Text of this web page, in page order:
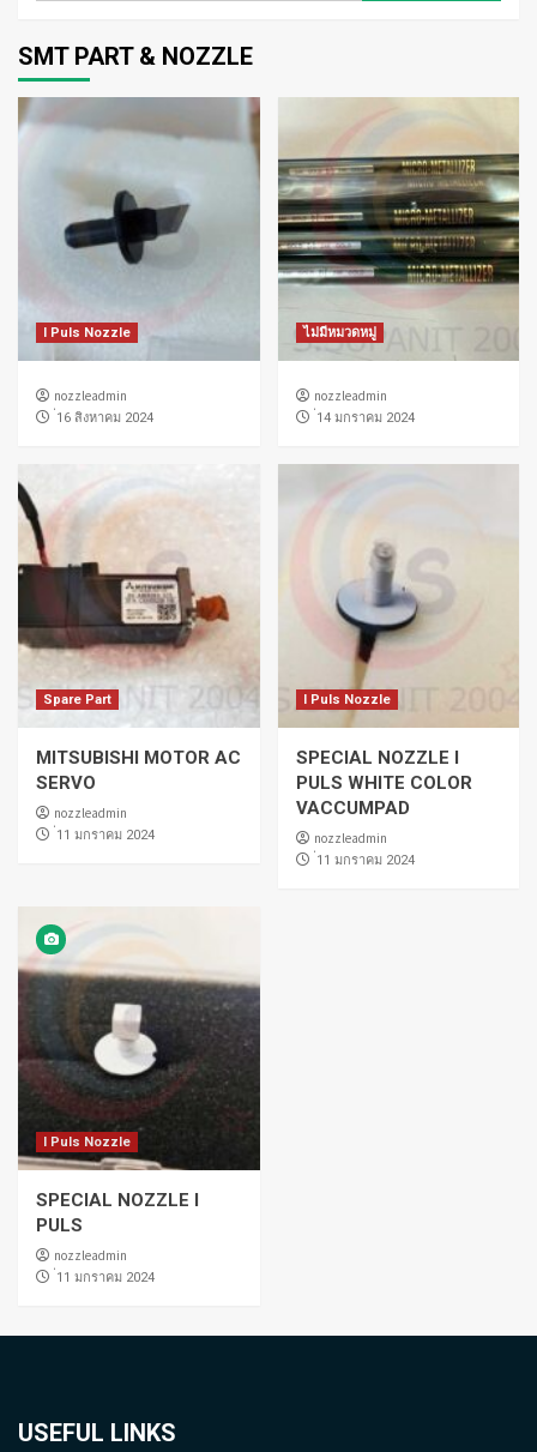
SMT PART & NOZZLE
I Puls Nozzle
nozzleadmin
่16 สิงหาคม 2024
ไม่มีหมวดหมู่
nozzleadmin
่14 มกราคม 2024
Spare Part
MITSUBISHI MOTOR AC
SERVO
nozzleadmin
่11 มกราคม 2024
I Puls Nozzle
SPECIAL NOZZLE I
PULS WHITE COLOR
VACCUMPAD
nozzleadmin
่11 มกราคม 2024
I Puls Nozzle
SPECIAL NOZZLE I
PULS
nozzleadmin
่11 มกราคม 2024
USEFUL LINKS